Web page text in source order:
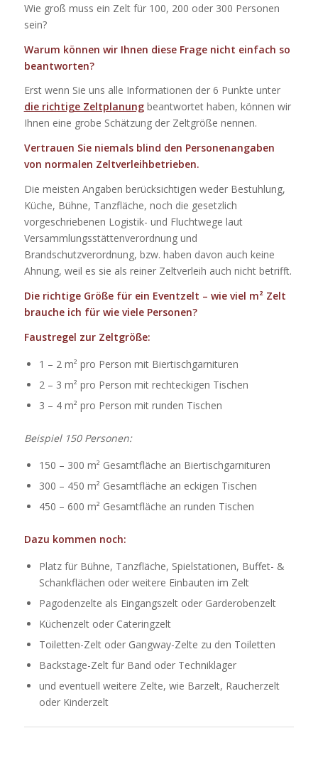
Wie groß muss ein Zelt für 100, 200 oder 300 Personen
sein?
Warum können wir Ihnen diese Frage nicht einfach so
beantworten?
Erst wenn Sie uns alle Informationen der 6 Punkte unter
die richtige Zeltplanungbeantwortet haben, können wir
Ihnen eine grobe Schätzung der Zeltgröße nennen.
Vertrauen Sie niemals blind den Personenangaben
von normalen Zeltverleihbetrieben.
Die meisten Angaben berücksichtigen weder Bestuhlung,
Küche, Bühne, Tanzfläche, noch die gesetzlich
vorgeschriebenen Logistik- und Fluchtwege laut
Versammlungsstättenverordnung und
Brandschutzverordnung, bzw. haben davon auch keine
Ahnung, weil es sie als reiner Zeltverleih auch nicht betrifft.
Die richtige Größe für ein Eventzelt – wie viel m² Zelt
brauche ich für wie viele Personen?
Faustregel zur Zeltgröße:
1 – 2 m² pro Person mit Biertischgarnituren
2 – 3 m² pro Person mit rechteckigen Tischen
3 – 4 m² pro Person mit runden Tischen
Beispiel 150 Personen:
150 – 300 m² Gesamtfläche an Biertischgarnituren
300 – 450 m² Gesamtfläche an eckigen Tischen
450 – 600 m² Gesamtfläche an runden Tischen
Dazu kommen noch:
Platz für Bühne, Tanzfläche, Spielstationen, Buffet- &
Schankflächen oder weitere Einbauten im Zelt
Pagodenzelte als Eingangszelt oder Garderobenzelt
Küchenzelt oder Cateringzelt
Toiletten-Zelt oder Gangway-Zelte zu den Toiletten
Backstage-Zelt für Band oder Techniklager
und eventuell weitere Zelte, wie Barzelt, Raucherzelt
oder Kinderzelt